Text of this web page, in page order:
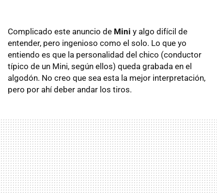
Complicado este anuncio de Mini y algo difícil de
entender, pero ingenioso como el solo. Lo que yo
entiendo es que la personalidad del chico (conductor
típico de un Mini, según ellos) queda grabada en el
algodón. No creo que sea esta la mejor interpretación,
pero por ahí deber andar los tiros.